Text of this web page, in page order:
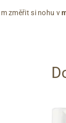
změřit si nohu v